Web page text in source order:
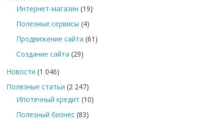
Интернет-магазин (19)
Полезные сервисы (4)
Продвижение сайта (61)
Создание сайта (29)
Новости (1 046)
Полезные статьи (2 247)
Ипотечный кредит (10)
Полезный бизнес (83)